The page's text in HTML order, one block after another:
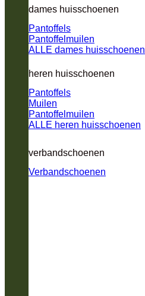
dames huisschoenen
Pantoffels
Pantoffelmuilen
ALLE dames huisschoenen
heren huisschoenen
Pantoffels
Muilen
Pantoffelmuilen
ALLE heren huisschoenen
verbandschoenen
Verbandschoenen